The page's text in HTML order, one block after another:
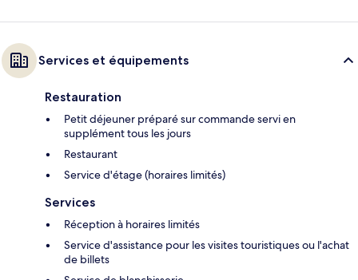
Services et équipements
Restauration
Petit déjeuner préparé sur commande servi en
supplément tous les jours
Restaurant
Service d'étage (horaires limités)
Services
Réception à horaires limités
Service d'assistance pour les visites touristiques ou l'achat
de billets